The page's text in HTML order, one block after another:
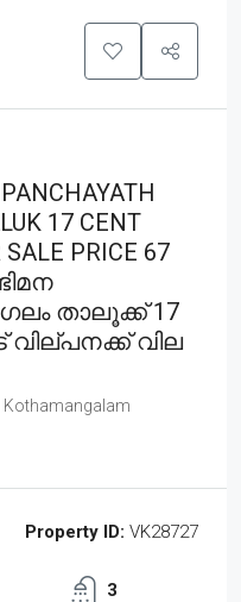
17 CENT
SALE PRICE 67
താലൂക്ക് 17
വില്പനക്ക് വില
Kothamangalam
Property ID: VK28727
3